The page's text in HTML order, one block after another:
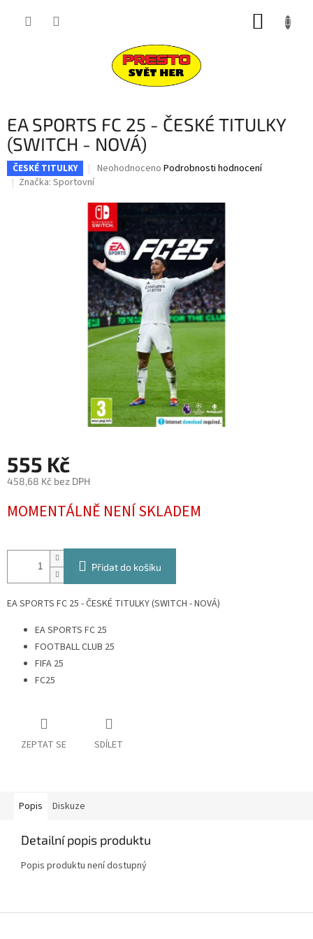
EA SPORTS FC 25 - ČESKÉ TITULKY
(SWITCH - NOVÁ)
ČESKÉ TITULKY
Průměrné
je
0,0
z
5
hvězdiček.
Neohodnoceno Podrobnosti hodnocení
Značka: Sportovní
555 Kč
458,68 Kč bez DPH
cena:
MOMENTÁLNĚ NENÍ SKLADEM
Přidat do košíku
EA SPORTS FC 25 - ČESKÉ TITULKY (SWITCH - NOVÁ)
EA SPORTS FC 25
FOOTBALL CLUB 25
FIFA 25
FC25
ZEPTAT SE SDÍLET
Popis Diskuze
Detailní popis produktu
Popis produktu není dostupný